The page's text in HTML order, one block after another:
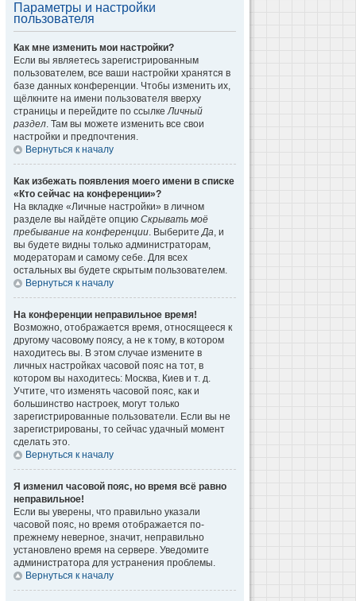
Параметры и настройки
пользователя
Как мне изменить мои настройки?
Если вы являетесь зарегистрированным
пользователем, все ваши настройки хранятся в
базе данных конференции. Чтобы изменить их,
щёлкните на имени пользователя вверху
страницы и перейдите по ссылкеЛичный
раздел. Там вы можете изменить все свои
настройки и предпочтения.
Вернуться к началу
Как избежать появления моего имени в списке
«Кто сейчас на конференции»?
На вкладке «Личные настройки» в личном
разделе вы найдёте опцию Скрывать моё
пребывание на конференции. ВыберитеДа, и
вы будете видны только администраторам,
модераторам и самому себе. Для всех
остальных вы будете скрытым пользователем.
Вернуться к началу
На конференции неправильное время!
Возможно, отображается время, относящееся к
другому часовому поясу, а не к тому, в котором
находитесь вы. В этом случае измените в
личных настройках часовой пояс на тот, в
котором вы находитесь: Москва, Киев и т. д.
Учтите, что изменять часовой пояс, как и
большинство настроек, могут только
зарегистрированные пользователи. Если вы не
зарегистрированы, то сейчас удачный момент
сделать это.
Вернуться к началу
Я изменил часовой пояс, но время всё равно
неправильное!
Если вы уверены, что правильно указали
часовой пояс, но время отображается по-
прежнему неверное, значит, неправильно
установлено время на сервере. Уведомите
администратора для устранения проблемы.
Вернуться к началу